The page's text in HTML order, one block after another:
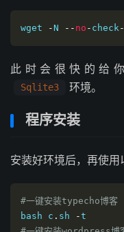
wget
-N -- no - check-
此时会很快的给
Sqlite3 环境。
程序安装
安装好环境后，再使用
#一键安装typecho博客
bash c . sh -